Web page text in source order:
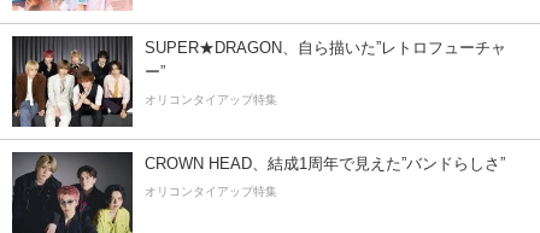
SUPER★DRAGON、自ら描いた”レトロフューチャ
ー”
オリコンタイアップ特集
CROWN HEAD、結成1周年で見えた”バンドらしさ”
オリコンタイアップ特集